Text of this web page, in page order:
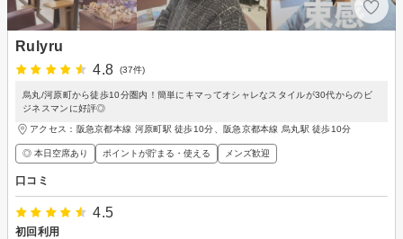
Rulyru
4.8
(37件)
烏丸/河原町から徒歩10分圏内！簡単にキマってオシャレなスタイルが30代からのビ
ジネスマンに好評◎
アクセス：阪急京都本線 河原町駅 徒歩10分、阪急京都本線 烏丸駅 徒歩10分
◎ 本日空席あり ポイントが貯まる・使える メンズ歓迎
口コミ
4.5
初回利用